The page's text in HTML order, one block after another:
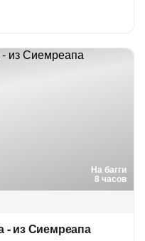
На багги
8 часов
- из Сиемреапа